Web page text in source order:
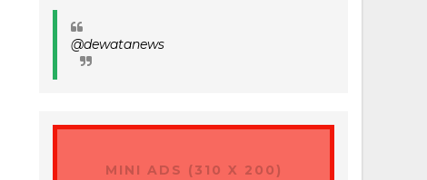
@dewatanews
MINI ADS (310 X 200)